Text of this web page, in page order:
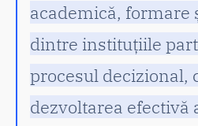
academică, formare
dintre instituțiile
procesul decizional,
dezvoltarea efectivă